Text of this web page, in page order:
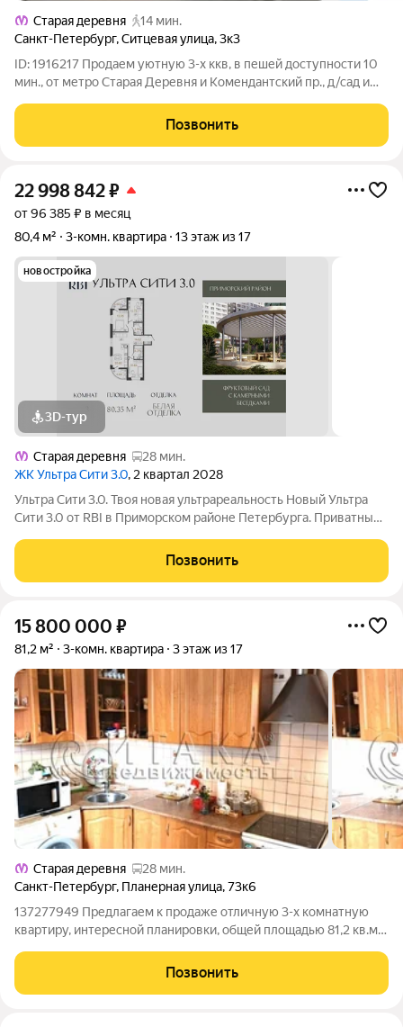
Старая деревня
14 мин.
Санкт-Петербург,Ситцевая улица,3к3
ID: 1916217 Продаем уютную 3-х ккв, в пешей доступности 10
мин., от метро Старая Деревня и Комендантский пр., д/сад и
Лучшая локация в Приморском районе. Комнаты светлые,
расположены на две
Позвонить
22 998 842₽
от 96 385 ₽ в месяц
80,4 м²
3-комн. квартира 13 этаж из 17
новостройка
3D-тур
Старая деревня
28 мин.
ЖК Ультра Сити 3.0, 2 квартал 2028
Ультра Сити 3.0. Твоя новая ультрареальность Новый Ультра
Сити 3.0 от RBI в Приморском районе Петербурга. Приватный
беседками среди цветущих яблонь и груш, современные
уличные тренажёры и
Позвонить
15 800 000 ₽
81,2 м² 3-комн. квартира 3 этаж из 17
Старая деревня
28 мин.
Санкт-Петербург, Планерная улица,73к6
137277949 Предлагаем к продаже отличную 3-х комнатную
квартиру, интересной планировки, общей площадью 81,2 кв.м.,
раздельными комнатами 12,7, 18,4 и 16 кв.м.. С первого дня
заезда в доме
Позвонить